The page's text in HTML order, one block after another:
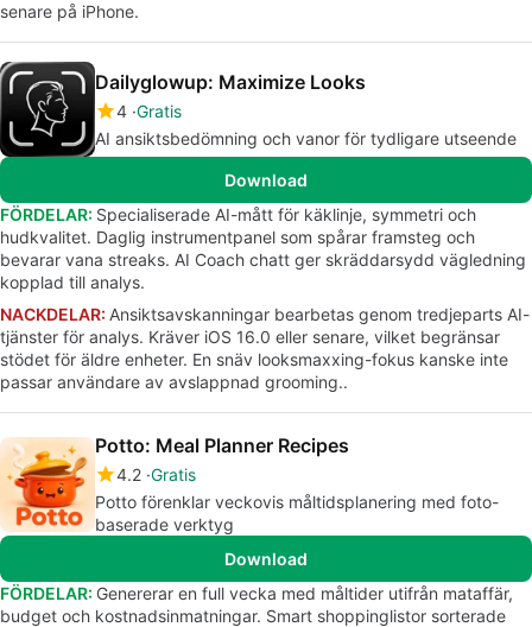
senare på iPhone.
Dailyglowup: Maximize Looks
4 Gratis
AI ansiktsbedömning och vanor för tydligare utseende
Download
FÖRDELAR: Specialiserade AI-mått för käklinje, symmetri och
hudkvalitet. Daglig instrumentpanel som spårar framsteg och
bevarar vana streaks. AI Coach chatt ger skräddarsydd vägledning
kopplad till analys.
NACKDELAR: Ansiktsavskanningar bearbetas genom tredjeparts AI-
tjänster för analys. Kräver iOS 16.0 eller senare, vilket begränsar
stödet för äldre enheter. En snäv looksmaxxing-fokus kanske inte
passar användare av avslappnad grooming..
Potto: Meal Planner Recipes
4.2 Gratis
Potto förenklar veckovis måltidsplanering med foto-
baserade verktyg
Download
FÖRDELAR: Genererar en full vecka med måltider utifrån mataffär,
budget och kostnadsinmatningar. Smart shoppinglistor sorterade